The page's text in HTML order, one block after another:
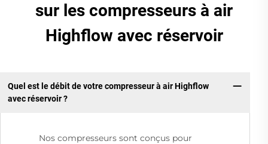
sur les compresseurs à air
Highflow avec réservoir
Quel est le débit de votre compresseur à air Highflow
avec réservoir ?
Nos compresseurs sont conçus pour